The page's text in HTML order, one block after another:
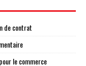
de contrat
le commerce